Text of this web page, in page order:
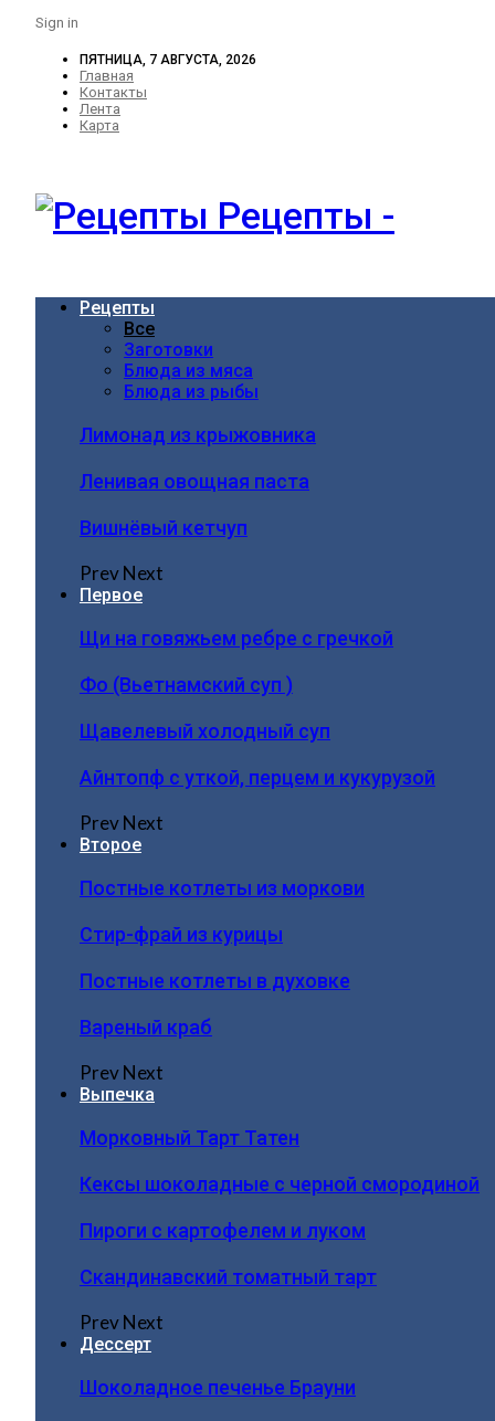
Sign in
ПЯТНИЦА, 7 АВГУСТА, 2026
Главная
Контакты
Лента
Карта
Рецепты -
Рецепты
Все
Заготовки
Блюда из мяса
Блюда из рыбы
Лимонад из крыжовника
Ленивая овощная паста
Вишнёвый кетчуп
PrevNext
Первое
Щи на говяжьем ребре с гречкой
Фо (Вьетнамский суп )
Щавелевый холодный суп
Айнтопф с уткой, перцем и кукурузой
PrevNext
Второе
Постные котлеты из моркови
Стир-фрай из курицы
Постные котлеты в духовке
Вареный краб
PrevNext
Выпечка
Морковный Тарт Татен
Кексы шоколадные с черной смородиной
Пироги c картофелем и луком
Скандинавский томатный тарт
PrevNext
Дессерт
Шоколадное печенье Брауни